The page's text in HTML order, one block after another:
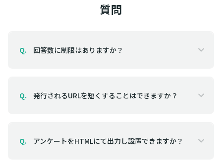
質問
Q. 回答数に制限はありますか？
Q. 発行されるURLを短くすることはできますか？
Q. アンケートをHTMLにて出力し設置できますか？